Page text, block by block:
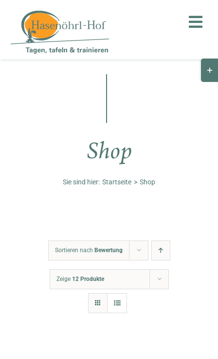
springen
Unternehmen
Shop
Sie sind hier: Startseite Shop
Sortieren nach Bewertung
Zeige 12 Produkte